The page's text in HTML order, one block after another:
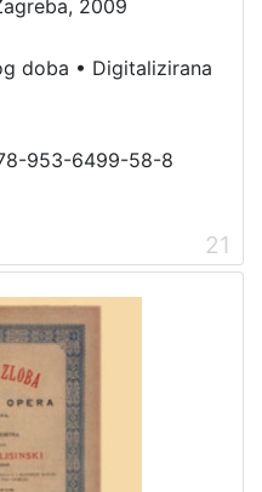
2009
doba • Digitalizirana
953-6499-58-8
21